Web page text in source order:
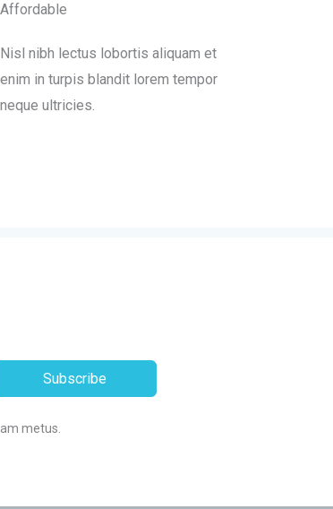
Affordable
Nisl nibh lectus lobortis aliquam et
enim in turpis blandit lorem tempor
neque ultricies.
Subscribe
metus.